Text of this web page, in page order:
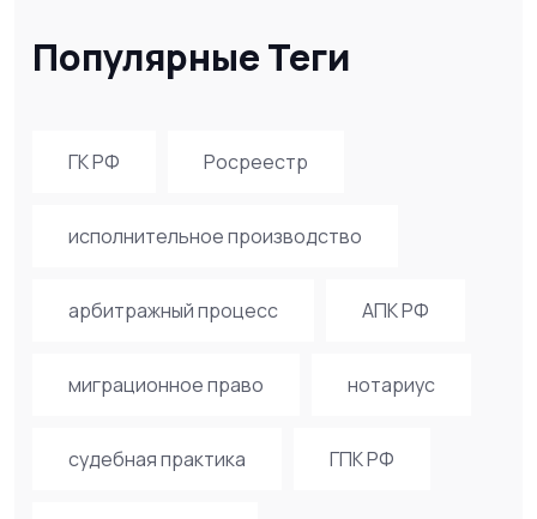
Популярные Теги
ГК РФ Росреестр
исполнительное производство
арбитражный процесс АПК РФ
миграционное право нотариус
судебная практика ГПК РФ